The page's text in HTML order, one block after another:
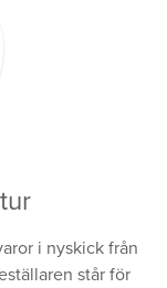
i nyskick från
står för